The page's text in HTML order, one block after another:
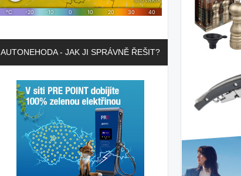
AUTONEHODA - JAK JI SPRÁVNĚ ŘEŠIT?